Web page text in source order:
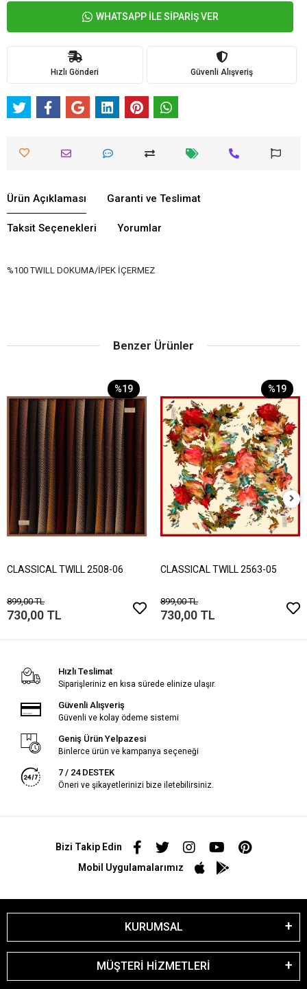
WHATSAPP İLE SİPARİŞ VER
Hızlı Gönderi Güvenli Alışveriş
Ürün Açıklaması Garanti ve Teslimat
Taksit Seçenekleri Yorumlar
%100 TWILL DOKUMA/İPEK İÇERMEZ
Benzer Ürünler
%19
CLASSICAL TWILL 2508-06
899,00 TL
730,00 TL
%19
CLASSICAL TWILL 2563-05
899,00 TL
730,00 TL
Hızlı Teslimat
Siparişleriniz en kısa sürede elinize ulaşır.
Güvenli Alışveriş
Güvenli ve kolay ödeme sistemi
Geniş Ürün Yelpazesi
Binlerce ürün ve kampanya seçeneği
7 / 24 DESTEK
Öneri ve şikayetlerinizi bize iletebilirsiniz.
Bizi Takip Edin
Mobil Uygulamalarımız
KURUMSAL
MÜŞTERİ HİZMETLERİ